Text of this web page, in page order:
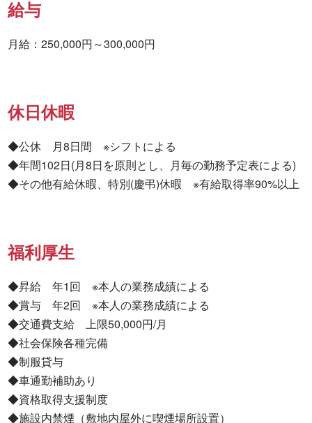
給与
月給：250,000円～300,000円
休日休暇
◆公休　月8日間　※シフトによる
◆年間102日(月8日を原則とし、月毎の勤務予定表による)
◆その他有給休暇、特別(慶弔)休暇　※有給取得率90%以上
福利厚生
◆昇給　年1回　※本人の業務成績による
◆賞与　年2回　※本人の業務成績による
◆交通費支給　上限50,000円/月
◆社会保険各種完備
◆制服貸与
◆車通勤補助あり
◆資格取得支援制度
◆施設内禁煙（敷地内屋外に喫煙場所設置）